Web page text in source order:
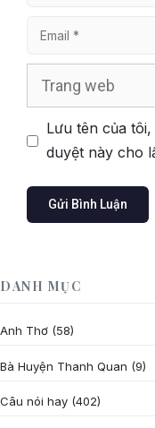
Email
Lưu tên của
duyệt này cho
DANH MỤC
Anh Thơ (58)
Bà Huyện Thanh Quan (9)
Câu nói hay (402)